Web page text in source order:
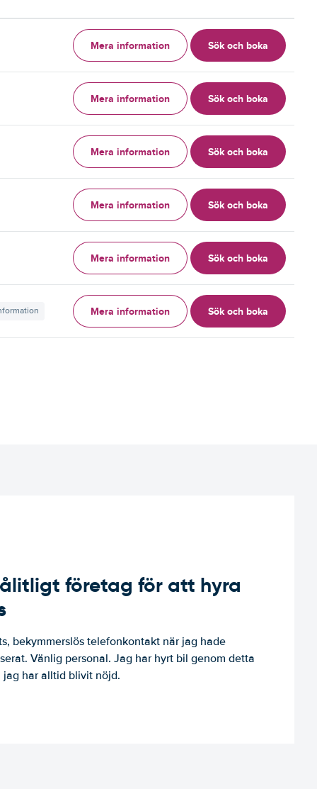
Mera information Sök och boka
Mera information Sök och boka
Mera information Sök och boka
Mera information Sök och boka
Mera information Sök och boka
Mera information Sök och boka
företag för att hyra
bekymmerslös telefonkontakt när jag hade
Vänlig personal. Jag har hyrt bil genom detta
har alltid blivit nöjd.